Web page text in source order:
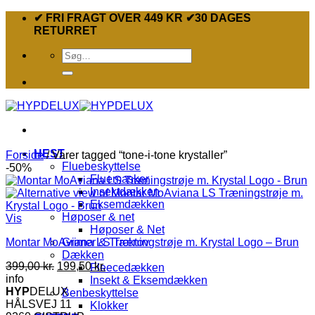
Fortsæt✔ FRI FRAGT OVER 449 KR ✔30 DAGES
RETURRET
Søg
efter:
HEST
Fluebeskyttelse
Fluemasker
Insektdækken
Eksemdækken
Høposer & net
Høposer & Net
Grimer & Træktov
Dækken
Fleecedækken
Insekt & Eksemdækken
Benbeskyttelse
Klokker
Forside /Varer tagged “tone-i-tone krystaller”
-50%
Vis
Montar MoAviana LS Træningstrøje m. Krystal Logo – Brun
399,00kr. Den
oprindelige
pris
var:
199,50kr.Den
aktuelle
pris
er:
info
HYPDELUX
HÅLSVEJ 11